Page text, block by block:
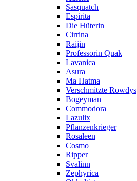
Sasquatch
Espirita
Die Hüterin
Cirrina
Raijin
Professorin Quak
Lavanica
Asura
Ma Hatma
Verschmitzte Rowdys
Bogeyman
Commodora
Lazulix
Pflanzenkrieger
Rosaleen
Cosmo
Ripper
Svalinn
Zephyrica